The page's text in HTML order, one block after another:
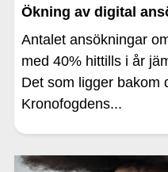
Ökning av digital
Antalet ansökningar
med 40% hittills i år
Det som ligger bakom
Kronofogdens...